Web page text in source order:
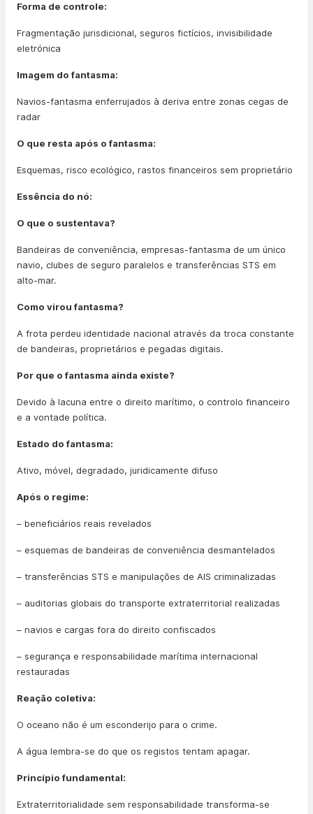
Forma de controle:
Fragmentação jurisdicional, seguros fictícios, invisibilidade
eletrónica
Imagem do fantasma:
Navios-fantasma enferrujados à deriva entre zonas cegas de
radar
O que resta após o fantasma:
Esquemas, risco ecológico, rastos financeiros sem proprietário
Essência do nó:
O que o sustentava?
Bandeiras de conveniência, empresas-fantasma de um único
navio, clubes de seguro paralelos e transferências STS em
alto-mar.
Como virou fantasma?
A frota perdeu identidade nacional através da troca constante
de bandeiras, proprietários e pegadas digitais.
Por que o fantasma ainda existe?
Devido à lacuna entre o direito marítimo, o controlo financeiro
e a vontade política.
Estado do fantasma:
Ativo, móvel, degradado, juridicamente difuso
Após o regime:
– beneficiários reais revelados
– esquemas de bandeiras de conveniência desmantelados
– transferências STS e manipulações de AIS criminalizadas
– auditorias globais do transporte extraterritorial realizadas
– navios e cargas fora do direito confiscados
– segurança e responsabilidade marítima internacional
restauradas
Reação coletiva:
O oceano não é um esconderijo para o crime.
A água lembra-se do que os registos tentam apagar.
Princípio fundamental:
Extraterritorialidade sem responsabilidade transforma-se